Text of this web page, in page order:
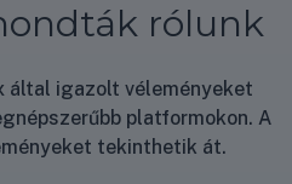
HR
150
ISO
rólunk
által igazolt véleményeket
platformokon. A
tekinthetik át.